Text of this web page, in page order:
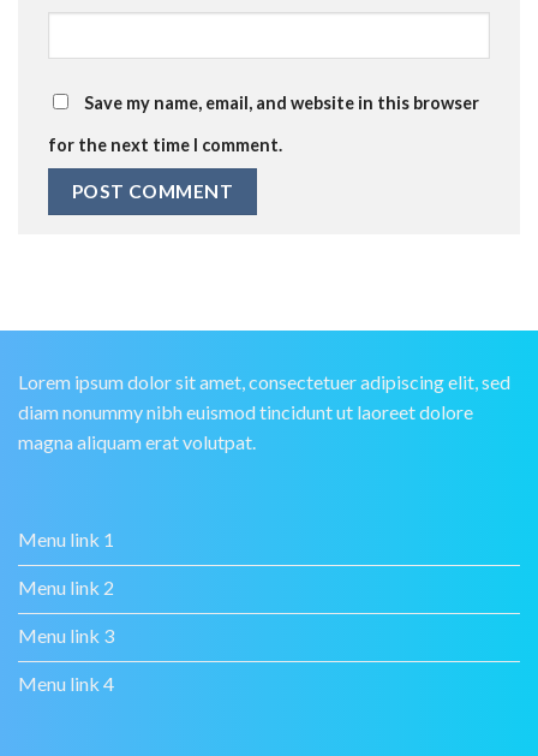
Save my name, email, and website in this browser
for the next time I comment.
Lorem ipsum dolor sit amet, consectetuer adipiscing elit, sed
diam nonummy nibh euismod tincidunt ut laoreet dolore
magna aliquam erat volutpat.
Menu link 1
Menu link 2
Menu link 3
Menu link 4